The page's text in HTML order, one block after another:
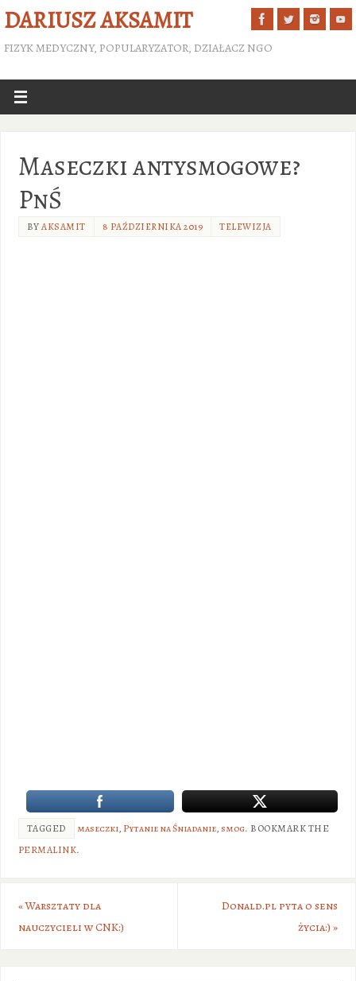
DARIUSZ AKSAMIT
FIZYK MEDYCZNY, POPULARYZATOR, DZIAŁACZ NGO
Maseczki antysmogowe?
PnŚ
BYAKSAMIT 8 PAŹDZIERNIKA 2019 TELEWIZJA
TAGGED maseczki, Pytanie na Śniadanie,smog. BOOKMARK THE
PERMALINK.
«Warsztaty dla
nauczycieli w CNK:)
Donald.pl pyta o sens
życia:)»